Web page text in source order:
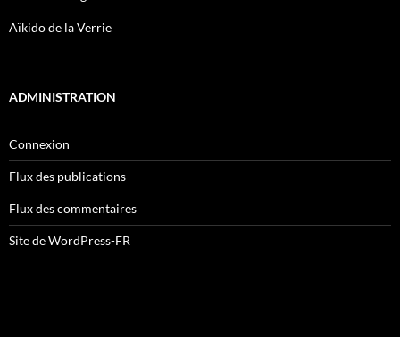
Aïkido de la Verrie
ADMINISTRATION
Connexion
Flux des publications
Flux des commentaires
Site de WordPress-FR